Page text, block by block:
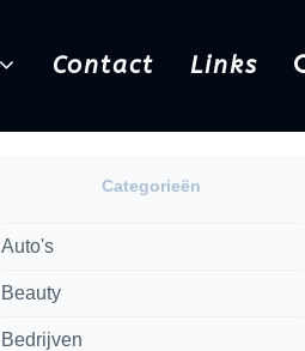
Contact Links
Categorieën
Auto's
Beauty
Bedrijven